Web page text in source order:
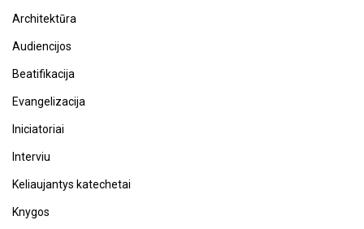
Architektūra
Audiencijos
Beatifikacija
Evangelizacija
Iniciatoriai
Interviu
Keliaujantys katechetai
Knygos